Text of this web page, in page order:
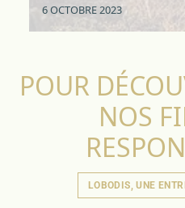
6 OCTOBRE 2023
POUR
NOS
LOBODIS, UNE